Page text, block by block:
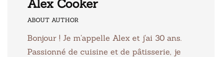
Alex Cooker
ABOUT AUTHOR
Bonjour ! Je m'appelle Alex et j'ai 30 ans.
Passionné de cuisine et de pâtisserie, je